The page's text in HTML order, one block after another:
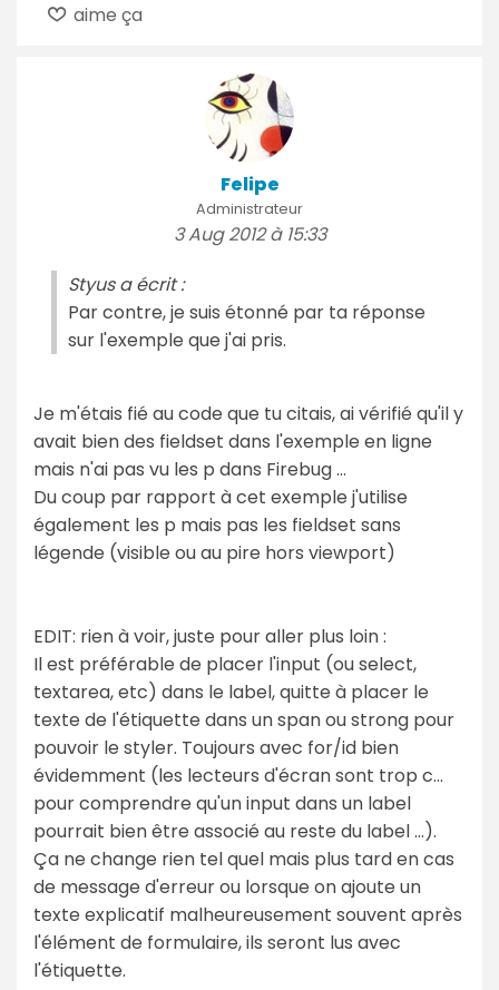
aime ça
Felipe
Administrateur
3 Aug 2012 à 15:33
Styus a écrit :
Par contre, je suis étonné par ta réponse
sur l'exemple que j'ai pris.
Je m'étais fié au code que tu citais, ai vérifié qu'il y
avait bien des fieldset dans l'exemple en ligne
mais n'ai pas vu les p dans Firebug ...
Du coup par rapport à cet exemple j'utilise
également les p mais pas les fieldset sans
légende (visible ou au pire hors viewport)
EDIT: rien à voir, juste pour aller plus loin :
Il est préférable de placer l'input (ou select,
textarea, etc) dans le label, quitte à placer le
texte de l'étiquette dans un span ou strong pour
pouvoir le styler. Toujours avec for/id bien
évidemment (les lecteurs d'écran sont trop c...
pour comprendre qu'un input dans un label
pourrait bien être associé au reste du label ...).
Ça ne change rien tel quel mais plus tard en cas
de message d'erreur ou lorsque on ajoute un
texte explicatif malheureusement souvent après
l'élément de formulaire, ils seront lus avec
l'étiquette.